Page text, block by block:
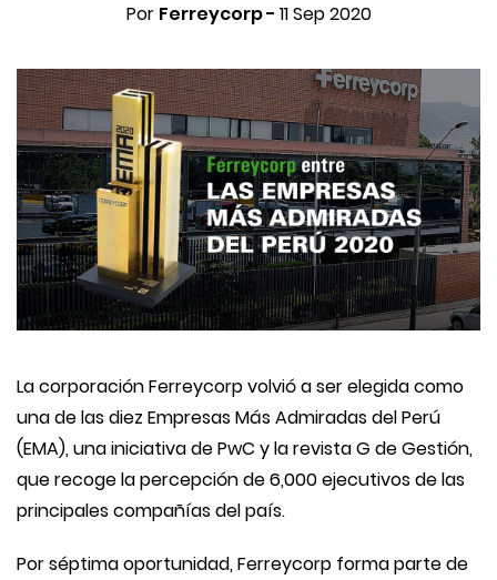
Por Ferreycorp - 11 Sep 2020
La corporación Ferreycorp volvió a ser elegida como
una de las diez Empresas Más Admiradas del Perú
(EMA), una iniciativa de PwC y la revista G de Gestión,
que recoge la percepción de 6,000 ejecutivos de las
principales compañías del país.
Por séptima oportunidad, Ferreycorp forma parte de